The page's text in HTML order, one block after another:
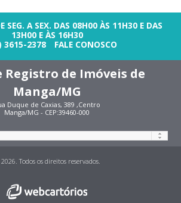
SEG. A SEX. DAS 08H00 ÀS 11H30 E DAS
13H00 E ÀS 16H30
3615-2378
FALE CONOSCO
Registro de Imóveis de
Manga/MG
Duque de Caxias, 389 ,Centro
Manga/MG - CEP:39460-000
Todos os direitos reservados.